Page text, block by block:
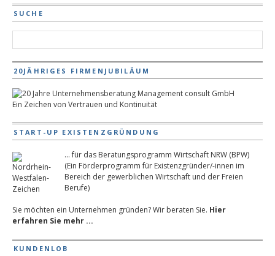
SUCHE
20JÄHRIGES FIRMENJUBILÄUM
Ein Zeichen von Vertrauen und Kontinuität
START-UP EXISTENZGRÜNDUNG
... für das Beratungsprogramm Wirtschaft NRW (BPW)
(Ein Förderprogramm für Existenzgründer/-innen im
Bereich der gewerblichen Wirtschaft und der Freien
Berufe)
Sie möchten ein Unternehmen gründen? Wir beraten Sie. Hier
erfahren Sie mehr ...
KUNDENLOB